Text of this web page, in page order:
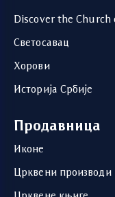
Discover the Church
Светосавац
Хорови
Историја Србије
Продавница
Иконе
Црквени производи